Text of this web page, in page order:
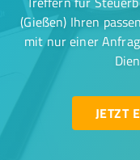
(Gießen) Ihren
mit nur einer
JETZT